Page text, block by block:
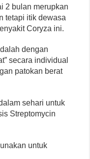
2 bulan merupkan
tetapi itik dewasa
Coryza ini.
dengan
secara individual
patokan berat
sehari untuk
Streptomycin
untuk